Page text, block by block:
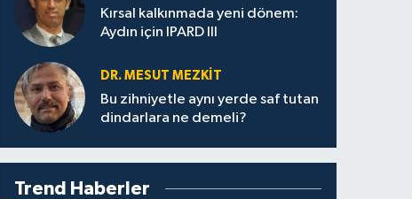
Kırsal kalkınmada yeni dönem:
Aydın için IPARD III
DR. MESUT MEZKIT
Bu zihniyetle aynı yerde saf tutan
dindarlara ne demeli?
Trend Haberler